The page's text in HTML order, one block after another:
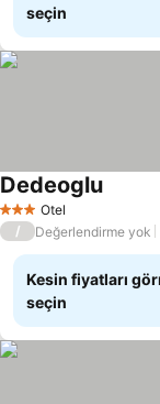
seçin
3 YıldızOtel
Dedeoglu
/ Değerlendirme yok
Kesin fiyatları
seçin